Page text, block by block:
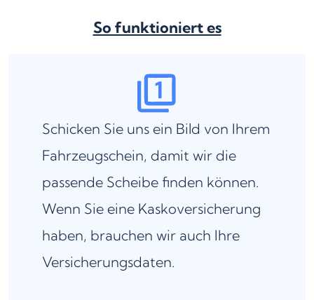
So funktioniert es
Schicken Sie uns ein Bild von Ihrem
Fahrzeugschein, damit wir die
passende Scheibe finden können.
Wenn Sie eine Kaskoversicherung
haben, brauchen wir auch Ihre
Versicherungsdaten.